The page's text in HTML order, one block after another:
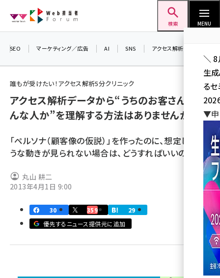
ン
検索 MENU
seo (3528)
youtube (2439)
セミナー (2308)
meo (1277)
SEO マーケティング／広告 AI SNS アクセス解析／データ分析
誰もが受けたい！アクセス解析5分クリニック
アクセス解析データから“うちのお客さんはど
んな人か”を理解する方法はありませんか？
「ペルソナ（顧客像の仮説）」を作ったのに、想定したよ
うな動きが見られない場合は、どうすればいいのか
丸山 耕二
2013年4月1日 9:00
30 359
29
優先するニュース提供元に追加
＼ 8
生
る
▼申